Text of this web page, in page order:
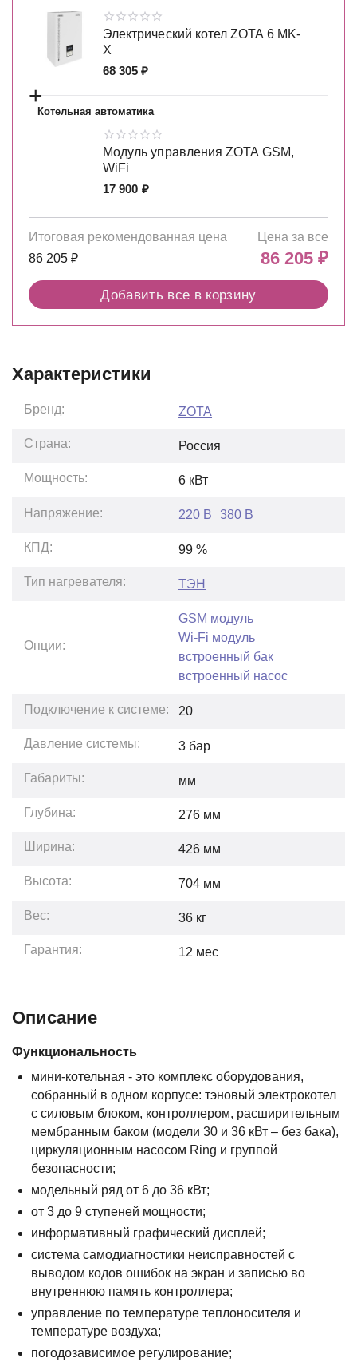
Электрический котел ZOTA 6 MK-
X
68 305 ₽
+
Котельная автоматика
Модуль управления ZOTA GSM,
WiFi
17 900 ₽
Итоговая рекомендованная цена
86 205 ₽
Цена за все
86 205₽
Добавить все в корзину
Характеристики
Бренд: ZOTA
Страна: Россия
Мощность: 6 кВт
Напряжение: 220 В 380 В
КПД: 99 %
Тип нагревателя: ТЭН
Опции:
GSM модуль
Wi-Fi модуль
встроенный бак
встроенный насос
Подключение к системе: 20
Давление системы: 3 бар
Габариты: мм
Глубина: 276 мм
Ширина: 426 мм
Высота: 704 мм
Вес: 36 кг
Гарантия: 12 мес
Описание
Функциональность
мини-котельная - это комплекс оборудования,
собранный в одном корпусе: тэновый электрокотел
с силовым блоком, контроллером, расширительным
мембранным баком (модели 30 и 36 кВт – без бака),
циркуляционным насосом Ring и группой
безопасности;
модельный ряд от 6 до 36 кВт;
от 3 до 9 ступеней мощности;
информативный графический дисплей;
система самодиагностики неисправностей с
выводом кодов ошибок на экран и записью во
внутреннюю память контроллера;
управление по температуре теплоносителя и
температуре воздуха;
погодозависимое регулирование;